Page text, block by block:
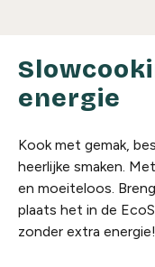
energie
Kook met gemak,
heerlijke smaken.
en moeiteloos.
plaats het in de
zonder extra energie!